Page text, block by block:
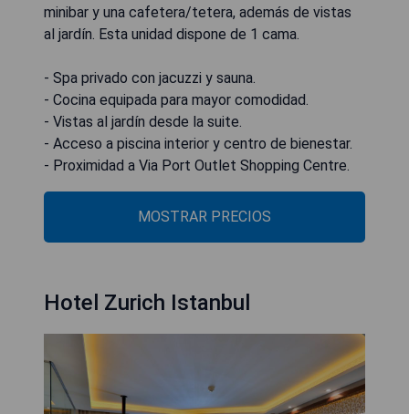
minibar y una cafetera/tetera, además de vistas
al jardín. Esta unidad dispone de 1 cama.
- Spa privado con jacuzzi y sauna.
- Cocina equipada para mayor comodidad.
- Vistas al jardín desde la suite.
- Acceso a piscina interior y centro de bienestar.
- Proximidad a Via Port Outlet Shopping Centre.
MOSTRAR PRECIOS
Hotel Zurich Istanbul